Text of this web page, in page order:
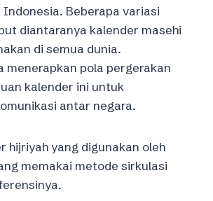
Beberapa variasi
diantaranya kalender masehi
di semua dunia.
menerapkan pola pergerakan
kalender ini untuk
antar negara.
hijriyah yang digunakan oleh
memakai metode sirkulasi